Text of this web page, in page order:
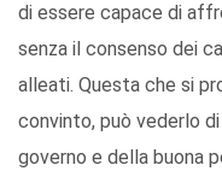
di essere capace di
senza il consenso dei
alleati. Questa che si
convinto, può vederlo
governo e della buona